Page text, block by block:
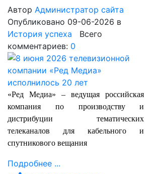
Автор Администратор сайта
Опубликовано 09-06-2026 в
История успеха Всего
комментариев: 0
«Ред Медиа» – ведущая российская
компания по производству и
дистрибуции тематических
телеканалов для кабельного и
спутникового вещания
Подробнее ...